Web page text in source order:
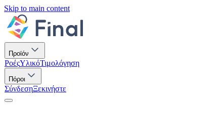
Skip to main content
Προϊόν
ΡοέςΥλικόΤιμολόγηση
Πόροι
ΣύνδεσηΞεκινήστε